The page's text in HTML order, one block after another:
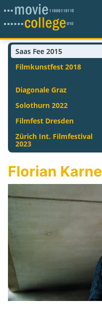
Saas Fee 2015
Filmkunstfest 2018
Diagonale Graz
Solothurn 2022
Filmfest Dresden
Zürich Int. Filmfestival
2023
Florian